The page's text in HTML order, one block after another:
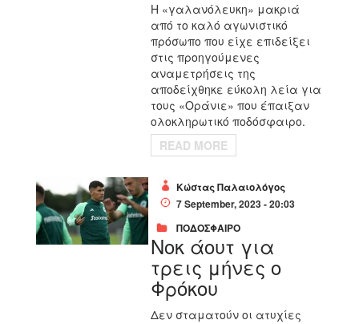
Η «γαλανόλευκη» μακριά
από το καλό αγωνιστικό
πρόσωπο που είχε επιδείξει
στις προηγούμενες
αναμετρήσεις της
αποδείχθηκε εύκολη λεία για
τους «Οράνιε» που έπαιξαν
ολοκληρωτικό ποδόσφαιρο.
READ MORE
Κώστας Παλαιολόγος
7 September, 2023 - 20:03
ΠΟΔΟΣΦΑΙΡΟ
Νοκ άουτ για
τρεις μήνες ο
Φρόκου
Δεν σταματούν οι ατυχίες